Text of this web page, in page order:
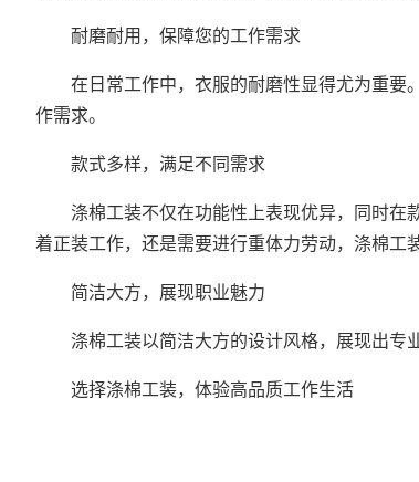
耐磨耐用，保障您的工作需求
在日常工作中，衣服的耐磨性显得尤为重要
作需求。
款式多样，满足不同需求
涤棉工装不仅在功能性上表现优异，同时在
着正装工作，还是需要进行重体力劳动，涤棉工
简洁大方，展现职业魅力
涤棉工装以简洁大方的设计风格，展现出专业
选择涤棉工装，体验高品质工作生活